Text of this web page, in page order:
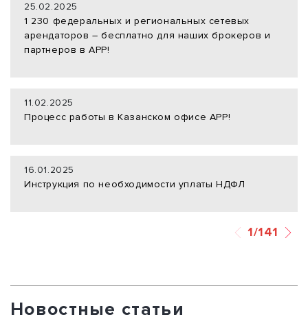
25.02.2025
1 230 федеральных и региональных сетевых
арендаторов – бесплатно для наших брокеров и
партнеров в АРР!
11.02.2025
Процесс работы в Казанском офисе АРР!
16.01.2025
Инструкция по необходимости уплаты НДФЛ
1/141
Новостные статьи